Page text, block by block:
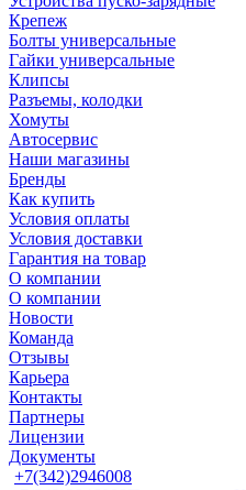
Крепеж
Болты универсальные
Гайки универсальные
Клипсы
Разъемы, колодки
Хомуты
Автосервис
Наши магазины
Бренды
Как купить
Условия оплаты
Условия доставки
Гарантия на товар
О компании
О компании
Новости
Команда
Отзывы
Карьера
Контакты
Партнеры
Лицензии
Документы
+7(342)2946008